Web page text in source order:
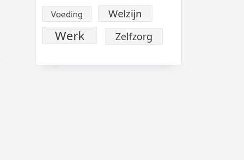
Voeding Welzijn
Werk Zelfzorg